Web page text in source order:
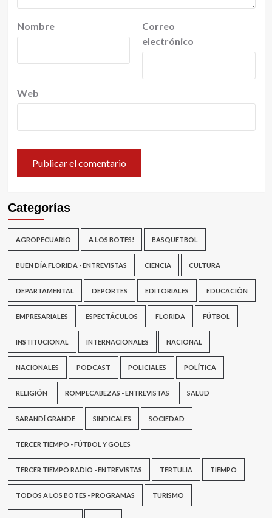
Nombre
Correo
electrónico
Web
Categorías
AGROPECUARIO A LOS BOTES! BASQUETBOL
BUEN DÍA FLORIDA - ENTREVISTAS CIENCIA CULTURA
DEPARTAMENTAL DEPORTES EDITORIALES EDUCACIÓN
EMPRESARIALES ESPECTÁCULOS FLORIDA FÚTBOL
INSTITUCIONAL INTERNACIONALES NACIONAL
NACIONALES PODCAST POLICIALES POLÍTICA
RELIGIÓN ROMPECABEZAS - ENTREVISTAS SALUD
SARANDÍ GRANDE SINDICALES SOCIEDAD
TERCER TIEMPO - FÚTBOL Y GOLES
TERCER TIEMPO RADIO - ENTREVISTAS TERTULIA TIEMPO
TODOS A LOS BOTES - PROGRAMAS TURISMO